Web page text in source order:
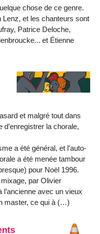
chose de ce genre.
Lenz, et les chanteurs sont
Patrice Deloche,
et Étienne
et malgré tout dans
d’enregistrer la chorale,
a été général, et l’auto-
a été menée tambour
pour Noël 1996.
par Olivier
avec un vieux
master, ce qui à (…)